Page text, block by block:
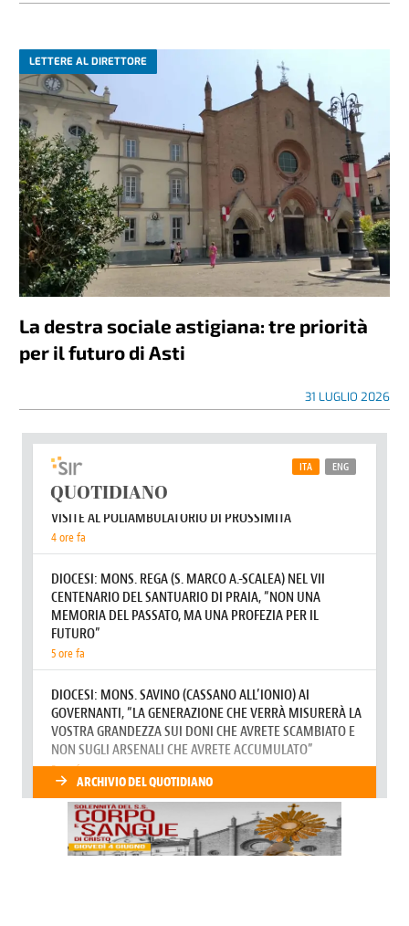
LETTERE AL DIRETTORE
La destra sociale astigiana: tre priorità
per il futuro di Asti
31 LUGLIO 2026